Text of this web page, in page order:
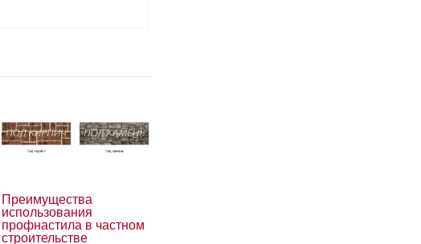
Преимущества
использования
профнастила в частном
строительстве